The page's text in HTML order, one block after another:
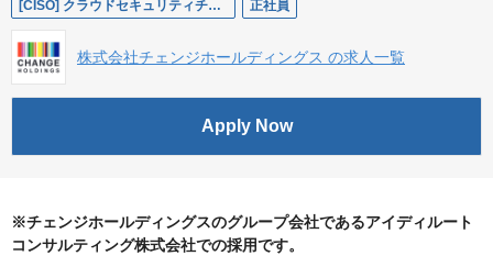
[CISO] クラウドセキュリティチームエンジニア 正社員
株式会社チェンジホールディングス の求人一覧
Apply Now
※チェンジホールディングスのグループ会社であるアイディルート
コンサルティング株式会社での採用です。